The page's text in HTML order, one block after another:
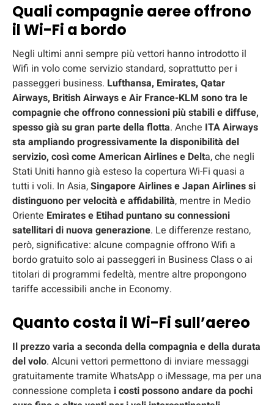
Quali compagnie aeree offrono
il Wi-Fi a bordo
Negli ultimi anni sempre più vettori hanno introdotto il
Wifi in volo come servizio standard, soprattutto per i
passeggeri business. Lufthansa, Emirates, Qatar
Airways, British Airways e Air France-KLM sono tra le
compagnie che offrono connessioni più stabili e diffuse,
spesso già su gran parte della flotta. Anche ITA Airways
sta ampliando progressivamente la disponibilità del
servizio, così come American Airlines e Delta, che negli
Stati Uniti hanno già esteso la copertura Wi-Fi quasi a
tutti i voli. In Asia,Singapore Airlines e Japan Airlines si
distinguono per velocità e affidabilità, mentre in Medio
Oriente Emirates e Etihad puntano su connessioni
satellitari di nuova generazione. Le differenze restano,
però, significative: alcune compagnie offrono Wifi a
bordo gratuito solo ai passeggeri in Business Class o ai
titolari di programmi fedeltà, mentre altre propongono
tariffe accessibili anche in Economy.
Quanto costa il Wi-Fi sull’aereo
Il prezzo varia a seconda della compagnia e della durata
del volo. Alcuni vettori permettono di inviare messaggi
gratuitamente tramite WhatsApp o iMessage, ma per una
connessione completa i costi possono andare da pochi